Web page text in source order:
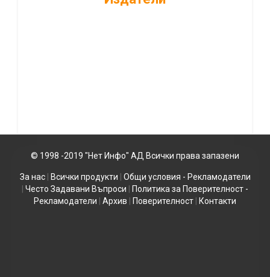
© 1998 -2019 "Нет Инфо" АД Всички права запазени
За нас| Всички продукти
Общи условия - Рекламодатели
Често Задавани Въпроси
Политика за Поверителност -
Рекламодатели
Архив Поверителност Контакти